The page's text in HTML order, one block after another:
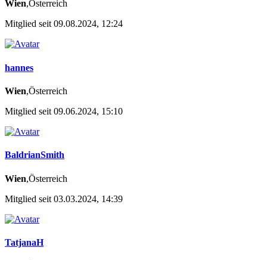
Wien,Österreich
Mitglied seit 09.08.2024, 12:24
hannes
Wien,Österreich
Mitglied seit 09.06.2024, 15:10
BaldrianSmith
Wien,Österreich
Mitglied seit 03.03.2024, 14:39
TatjanaH